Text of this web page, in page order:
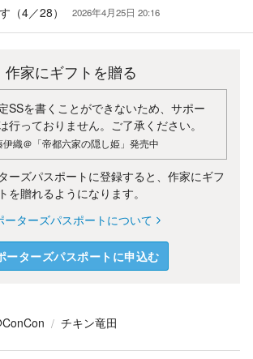
（4／28） 2026年4月25日 20:16
作家にギフトを贈る
SSを書くことができないため、サポー
行っておりません。ご了承ください。
伊織＠「帝都六家の隠し姫」発売中
ーズパスポートに登録すると、作家にギフ
トを贈れるようになります。
ーターズパスポートについて
ーターズパスポートに申込む
チキン竜田